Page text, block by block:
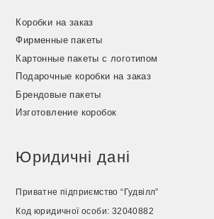
Коробки на заказ
Фирменные пакеты
Картонные пакеты с логотипом
Подарочные коробки на заказ
Брендовые пакеты
Изготовление коробок
Юридичні дані
Приватне підприємство “Гудвілл”
Код юридичної особи: 32040882